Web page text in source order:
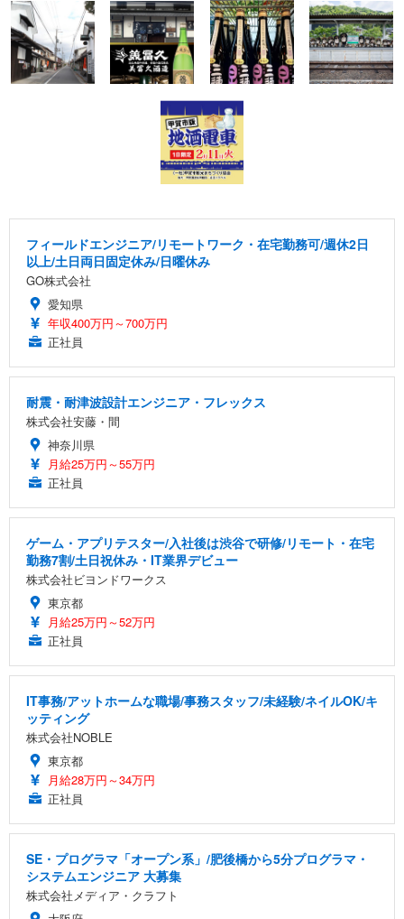
フィールドエンジニア/リモートワーク・在宅勤務可/週休2日
以上/土日両日固定休み/日曜休み
GO株式会社
愛知県
年収400万円～700万円
正社員
耐震・耐津波設計エンジニア・フレックス
株式会社安藤・間
神奈川県
月給25万円～55万円
正社員
ゲーム・アプリテスター/入社後は渋谷で研修/リモート・在宅
勤務7割/土日祝休み・IT業界デビュー
株式会社ビヨンドワークス
東京都
月給25万円～52万円
正社員
IT事務/アットホームな職場/事務スタッフ/未経験/ネイルOK/キ
ッティング
株式会社NOBLE
東京都
月給28万円～34万円
正社員
SE・プログラマ「オープン系」/肥後橋から5分プログラマ・
システムエンジニア 大募集
株式会社メディア・クラフト